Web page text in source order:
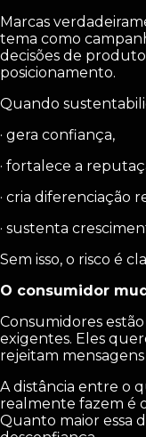
Marcas
tema como
decisões de
posicionamento.
Quando
· gera confiança,
· fortalece a
· cria diferenciação
· sustenta
Sem isso, o risco é
O consumidor
Consumidores
exigentes. Eles
rejeitam
A distância entre o
realmente fazem é
Quanto maior essa